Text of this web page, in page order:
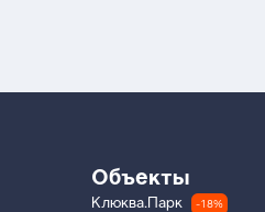
Объекты
Клюква.Парк -18%